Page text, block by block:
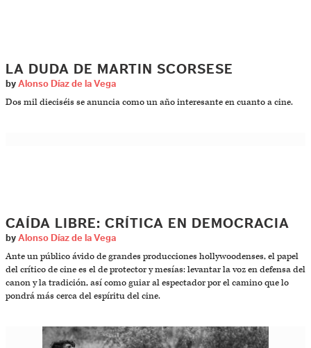
LA DUDA DE MARTIN SCORSESE
by Alonso Díaz de la Vega
Dos mil dieciséis se anuncia como un año interesante en cuanto a cine.
CAÍDA LIBRE: CRÍTICA EN DEMOCRACIA
by Alonso Díaz de la Vega
Ante un público ávido de grandes producciones hollywoodenses, el papel
del crítico de cine es el de protector y mesías: levantar la voz en defensa del
canon y la tradición, así como guiar al espectador por el camino que lo
pondrá más cerca del espíritu del cine.